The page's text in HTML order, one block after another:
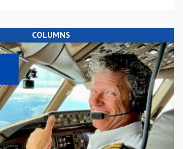
COLUMNS